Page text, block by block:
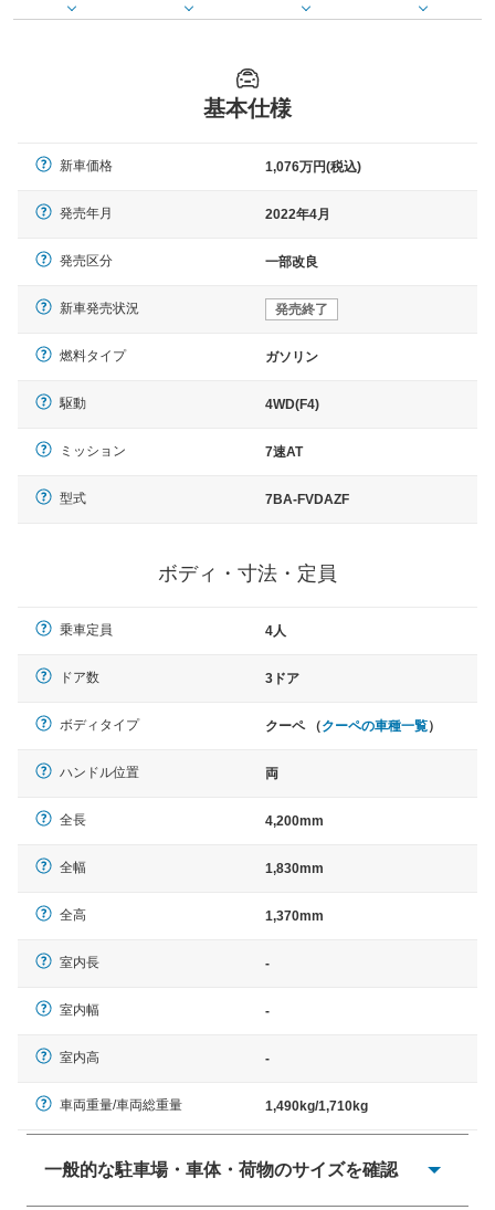
基本仕様
新車価格 1,076万円(税込)
発売年月 2022年4月
発売区分 一部改良
新車発売状況 発売終了
燃料タイプ ガソリン
駆動 4WD(F4)
ミッション 7速AT
型式 7BA-FVDAZF
ボディ・寸法・定員
乗車定員 4人
ドア数 3ドア
ボディタイプ クーペ （クーペの車種一覧）
ハンドル位置 両
全長 4,200mm
全幅 1,830mm
全高 1,370mm
室内長 -
室内幅 -
室内高 -
車両重量/車両総重量 1,490kg/1,710kg
一般的な駐車場・車体・荷物のサイズを確認